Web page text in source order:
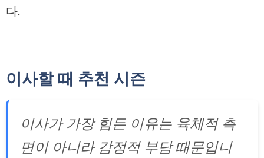
다.
이사할 때 추천 시즌
이사가 가장 힘든 이유는 육체적 측
면이 아니라 감정적 부담 때문입니